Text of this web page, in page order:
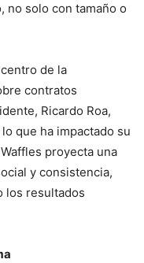
no solo con tamaño o
de la
contratos
Ricardo Roa,
que ha impactado su
proyecta una
y consistencia,
los resultados